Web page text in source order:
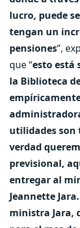
lucro, puede
tengan un
pensiones”,
que “esto está
la Biblioteca
utilidades son
verdad
previsional,
entregar al
Jeannette
ministra Jara,